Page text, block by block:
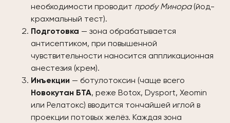
необходимости проводит пробу Минора(йод-
крахмальный тест).
Подготовка — зона обрабатывается
антисептиком, при повышенной
чувствительности наносится аппликационная
анестезия (крем).
Инъекции — ботулотоксин (чаще всего
Новокутан БТА, реже Botox, Dysport, Xeomin
или Релатокс) вводится тончайшей иглой в
проекции потовых желёз. Каждая зона